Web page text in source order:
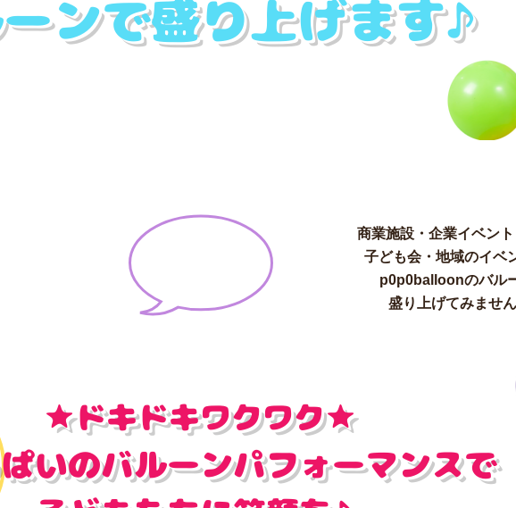
ンで盛り上げます♪
★ドキドキワクワク★
いのバルーンパフォーマンスで
商業施設・企業イベント
子ども会・地域のイベ
p0p0balloonのバル
盛り上げてみませ